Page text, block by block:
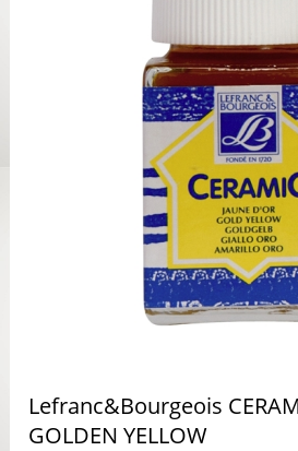
Lefranc&Bourgeois
GOLDEN YELLOW